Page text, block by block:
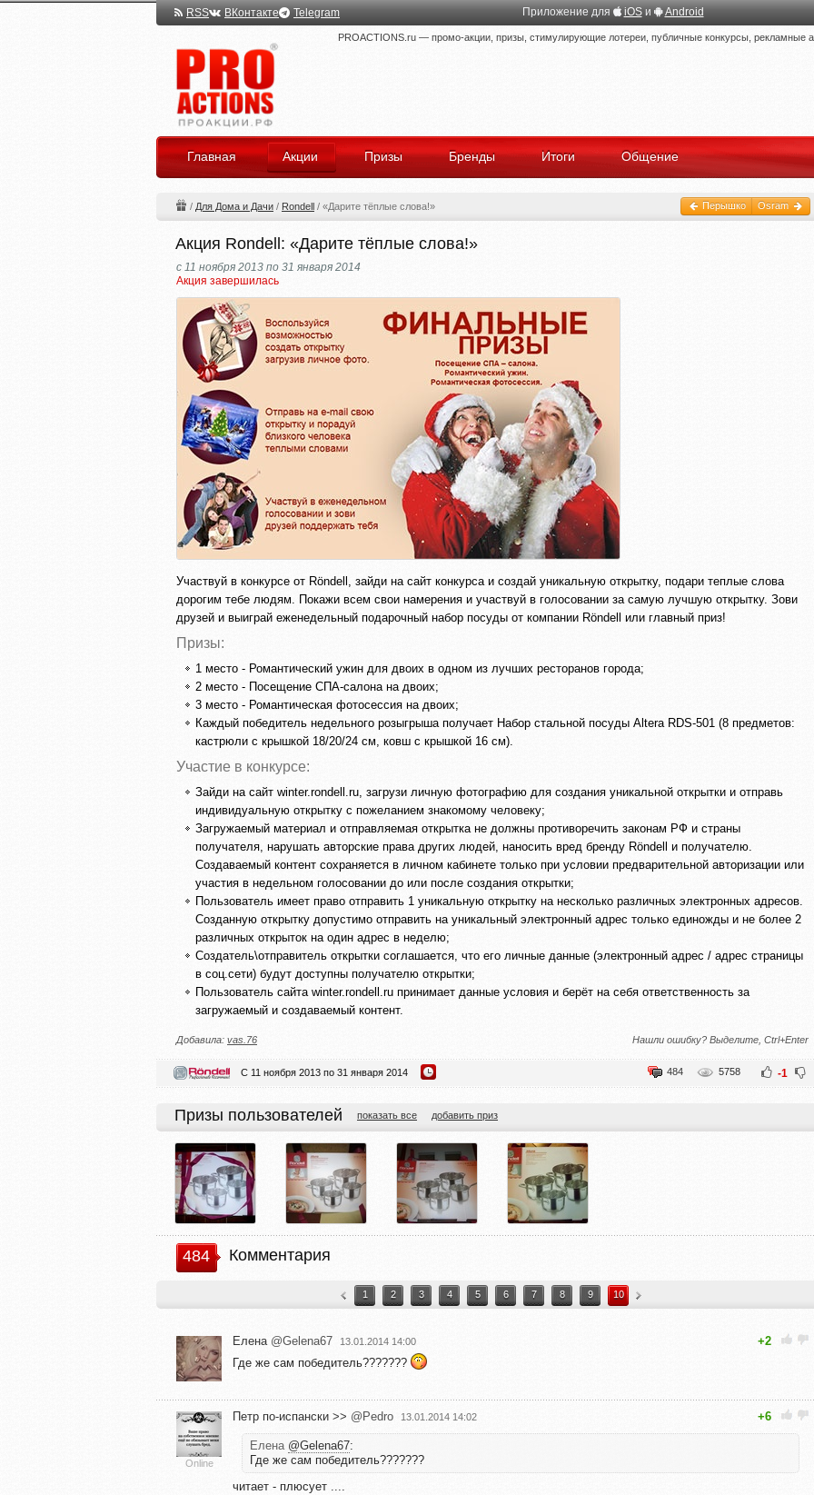
RSS ВКонтакте Telegram Приложение для iOSи Android
PROACTIONS.ru — промо-акции, призы, стимулирующие лотереи, публичные конкурсы, рекламные
Главная Акции Призы Бренды Итоги Общение
Перышко Osram
/ Для Дома и Дачи / Rondell / «Дарите тёплые слова!»
Акция Rondell: «Дарите тёплые слова!»
с 11 ноября 2013 по 31 января 2014
Акция завершилась
Участвуй в конкурсе от Röndell, зайди на сайт конкурса и создай уникальную открытку, подари теплые слова
дорогим тебе людям. Покажи всем свои намерения и участвуй в голосовании за самую лучшую открытку. Зови
друзей и выиграй еженедельный подарочный набор посуды от компании Röndell или главный приз!
Призы:
1 место - Романтический ужин для двоих в одном из лучших ресторанов города;
2 место - Посещение СПА-салона на двоих;
3 место - Романтическая фотосессия на двоих;
Каждый победитель недельного розыгрыша получает Набор стальной посуды Altera RDS-501 (8 предметов:
кастрюли с крышкой 18/20/24 см, ковш с крышкой 16 см).
Участие в конкурсе:
Зайди на сайт winter.rondell.ru, загрузи личную фотографию для создания уникальной открытки и отправь
индивидуальную открытку с пожеланием знакомому человеку;
Загружаемый материал и отправляемая открытка не должны противоречить законам РФ и страны
получателя, нарушать авторские права других людей, наносить вред бренду Röndell и получателю.
Создаваемый контент сохраняется в личном кабинете только при условии предварительной авторизации или
участия в недельном голосовании до или после создания открытки;
Пользователь имеет право отправить 1 уникальную открытку на несколько различных электронных адресов.
Созданную открытку допустимо отправить на уникальный электронный адрес только единожды и не более 2
различных открыток на один адрес в неделю;
Создатель\отправитель открытки соглашается, что его личные данные (электронный адрес / адрес страницы
в соц.сети) будут доступны получателю открытки;
Пользователь сайта winter.rondell.ru принимает данные условия и берёт на себя ответственность за
загружаемый и создаваемый контент.
Добавила: vas.76 Нашли ошибку? Выделите, Ctrl+Enter
С 11 ноября 2013 по 31 января 2014 -1
5758
484
Призы пользователей показать все добавить приз
484 Комментария
1 2 3 4 5 6 7 8 9 10
Елена @Gelena67 13.01.2014 14:00
+2
Где же сам победитель???????
Online
Петр по-испански >> @Pedro 13.01.2014 14:02 +6
Елена @Gelena67:
Где же сам победитель???????
читает - плюсует ....